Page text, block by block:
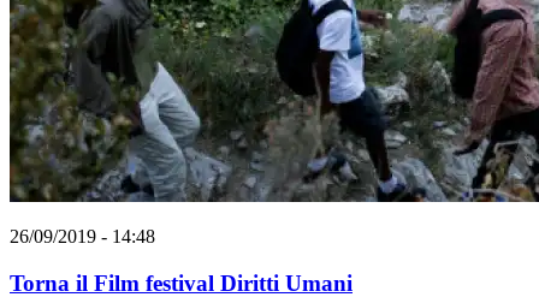
26/09/2019 - 14:48
Torna il Film festival Diritti Umani